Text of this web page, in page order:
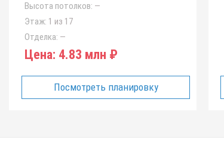
Высота потолков: —
Этаж: 1 из 17
Отделка: —
Цена: 4.83 млн ₽
Посмотреть планировку